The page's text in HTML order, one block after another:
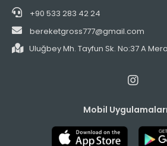
+90 533 283 42 24
bereketgross777@gmail.com
Uluğbey Mh. Tayfun Sk. No:37 A
Mobil